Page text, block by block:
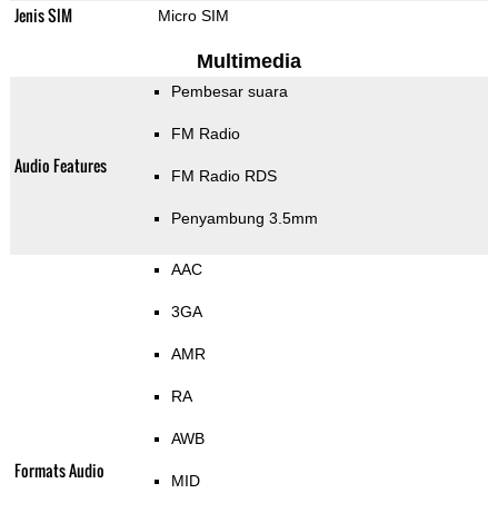
Jenis SIM Micro SIM
Multimedia
Audio Features
Pembesar suara
FM Radio
FM Radio RDS
Penyambung 3.5mm
Formats Audio
AAC
3GA
AMR
RA
AWB
MID